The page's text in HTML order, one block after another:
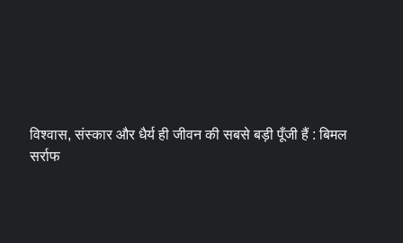
विश्वास, संस्कार और धैर्य ही जीवन की सबसे बड़ी पूँजी हैं : बिमल
सर्राफ